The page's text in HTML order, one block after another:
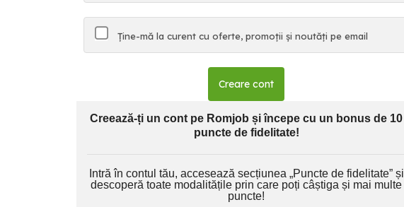
Ține-mă la curent cu oferte, promoții și noutăți pe email
Creare cont
Creează-ți un cont pe Romjob și începe cu un bonus de 10
puncte de fidelitate!
Intră în contul tău, accesează secțiunea „Puncte de fidelitate” și
descoperă toate modalitățile prin care poți câștiga și mai multe
puncte!